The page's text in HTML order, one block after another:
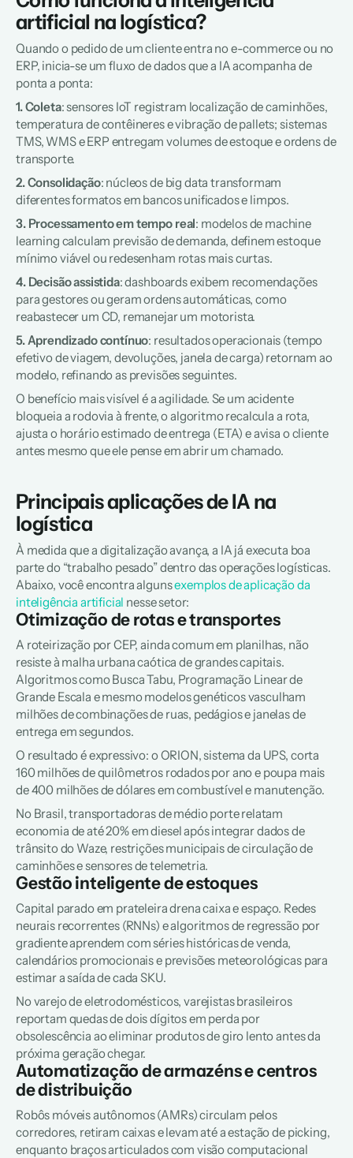
artificial na logística?
Quando o pedido de um cliente entra no e-commerce ou no
ERP, inicia-se um fluxo de dados que a IA acompanha de
ponta a ponta:
1. Coleta: sensores IoT registram localização de caminhões,
temperatura de contêineres e vibração de pallets; sistemas
TMS, WMS e ERP entregam volumes de estoque e ordens de
transporte.
2. Consolidação: núcleos de big data transformam
diferentes formatos em bancos unificados e limpos.
3. Processamento em tempo real: modelos de machine
learning calculam previsão de demanda, definem estoque
mínimo viável ou redesenham rotas mais curtas.
4. Decisão assistida: dashboards exibem recomendações
para gestores ou geram ordens automáticas, como
reabastecer um CD, remanejar um motorista.
5. Aprendizado contínuo: resultados operacionais (tempo
efetivo de viagem, devoluções, janela de carga) retornam ao
modelo, refinando as previsões seguintes.
O benefício mais visível é a agilidade. Se um acidente
bloqueia a rodovia à frente, o algoritmo recalcula a rota,
ajusta o horário estimado de entrega (ETA) e avisa o cliente
antes mesmo que ele pense em abrir um chamado.
Principais aplicações de IA na
logística
À medida que a digitalização avança, a IA já executa boa
parte do “trabalho pesado” dentro das operações logísticas.
Abaixo, você encontra alguns exemplos de aplicação da
inteligência artificial nesse setor:
Otimização de rotas e transportes
A roteirização por CEP, ainda comum em planilhas, não
resiste à malha urbana caótica de grandes capitais.
Algoritmos como Busca Tabu, Programação Linear de
Grande Escala e mesmo modelos genéticos vasculham
milhões de combinações de ruas, pedágios e janelas de
entrega em segundos.
O resultado é expressivo: o ORION, sistema da UPS, corta
160 milhões de quilômetros rodados por ano e poupa mais
de 400 milhões de dólares em combustível e manutenção.
No Brasil, transportadoras de médio porte relatam
economia de até 20% em diesel após integrar dados de
trânsito do Waze, restrições municipais de circulação de
caminhões e sensores de telemetria.
Gestão inteligente de estoques
Capital parado em prateleira drena caixa e espaço. Redes
neurais recorrentes (RNNs) e algoritmos de regressão por
gradiente aprendem com séries históricas de venda,
calendários promocionais e previsões meteorológicas para
estimar a saída de cada SKU.
No varejo de eletrodomésticos, varejistas brasileiros
reportam quedas de dois dígitos em perda por
obsolescência ao eliminar produtos de giro lento antes da
próxima geração chegar.
Automatização de armazéns e centros
de distribuição
Robôs móveis autônomos (AMRs) circulam pelos
corredores, retiram caixas e levam até a estação de picking,
enquanto braços articulados com visão computacional